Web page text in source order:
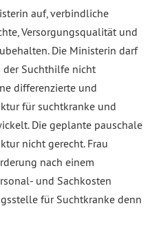
auf, verbindliche
Versorgungsqualität und
Die Ministerin darf
Suchthilfe nicht
differenzierte und
für suchtkranke und
Die geplante pauschale
nicht gerecht. Frau
nach einem
und Sachkosten
für Suchtkranke denn